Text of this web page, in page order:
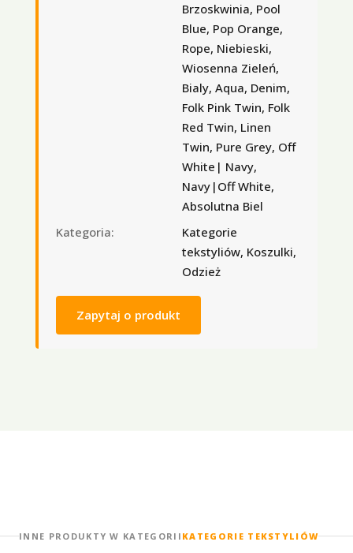
Brzoskwinia, Pool
Blue, Pop Orange,
Rope, Niebieski,
Wiosenna Zieleń,
Bialy, Aqua, Denim,
Folk Pink Twin, Folk
Red Twin, Linen
Twin, Pure Grey, Off
White| Navy,
Navy|Off White,
Absolutna Biel
Kategoria:
Kategorie
tekstyliów, Koszulki,
Odzież
Zapytaj o produkt
INNE PRODUKTY W KATEGORII KATEGORIE TEKSTYLIÓW